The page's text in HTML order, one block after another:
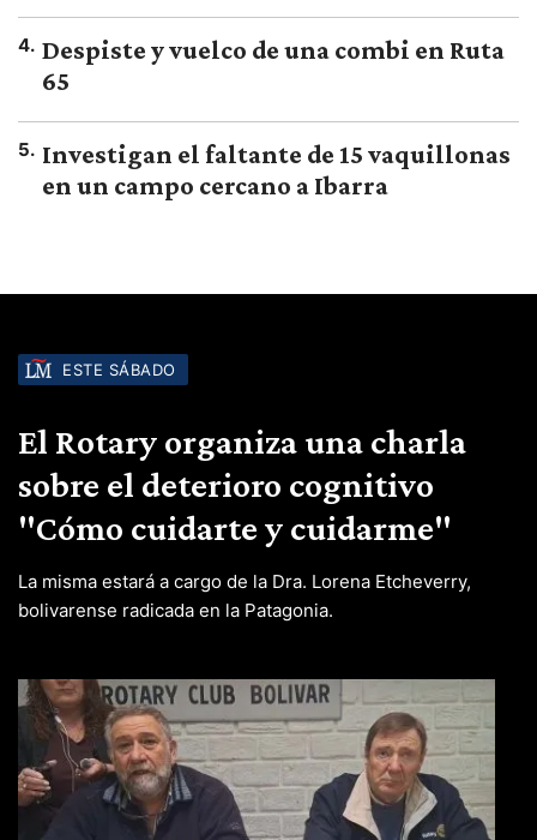
4. Despiste y vuelco de una combi en Ruta
65
5. Investigan el faltante de 15 vaquillonas
en un campo cercano a Ibarra
ESTE SÁBADO
El Rotary organiza una charla
sobre el deterioro cognitivo
"Cómo cuidarte y cuidarme"
La misma estará a cargo de la Dra. Lorena Etcheverry,
bolivarense radicada en la Patagonia.